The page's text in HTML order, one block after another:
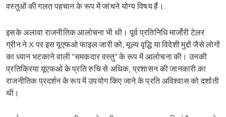
वस्तुओं की गलत पहचान के रूप में जांचने योग्य विषय हैं।
इसके अलावा राजनीतिक आलोचना भी थी। पूर्व प्रतिनिधि मार्जोरी टेलर
ग्रीन ने X पर इस यूएफओ फाइल जारी को, मूल्य वृद्धि या विदेशी मुद्दों जैसे लोगों
का ध्यान भटकाने वाली "चमकदार वस्तु" के रूप में आलोचना की। उनकी
प्रतिक्रिया यूएफओ के प्रति रुचि से अधिक, प्रशासन की जानकारी का
राजनीतिक प्रदर्शन के रूप में उपयोग किए जाने के प्रति अविश्वास को दर्शाती
थी।